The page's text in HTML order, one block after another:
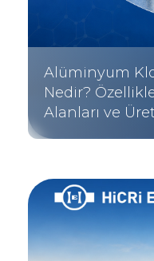
Alüminyum
Nedir?
Alanları ve